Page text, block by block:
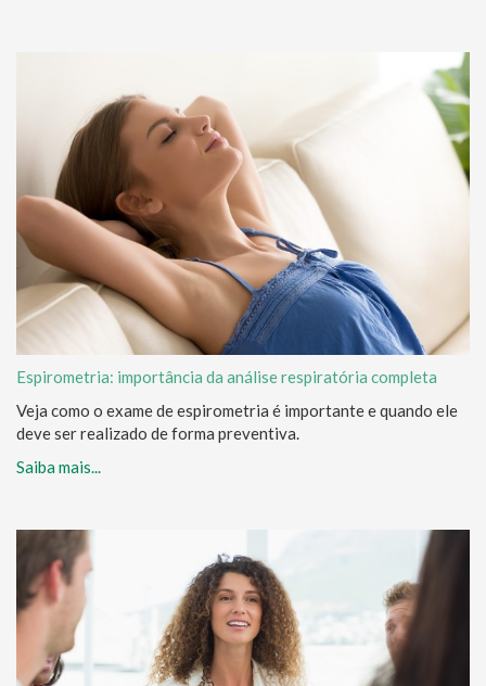
Espirometria: importância da análise respiratória completa
Veja como o exame de espirometria é importante e quando ele
deve ser realizado de forma preventiva.
Saiba mais...